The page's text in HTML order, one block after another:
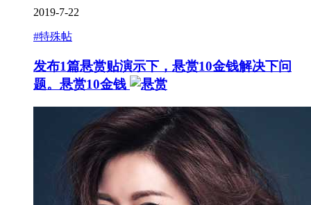
2019-7-22
#特殊帖
发布1篇悬赏贴演示下，悬赏10金钱解决下问
题。 悬赏10金钱